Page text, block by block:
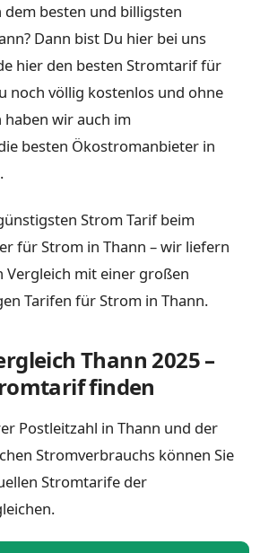
dem besten und billigsten
Dann bist Du hier bei uns
hier den besten Stromtarif für
noch völlig kostenlos und ohne
wir auch im
besten Ökostromanbieter in
Strom Tarif beim
für Strom in Thann – wir liefern
Vergleich mit einer großen
Tarifen für Strom in Thann.
Thann 2025 –
finden
Postleitzahl in Thann und der
Stromverbrauchs können Sie
Stromtarife der